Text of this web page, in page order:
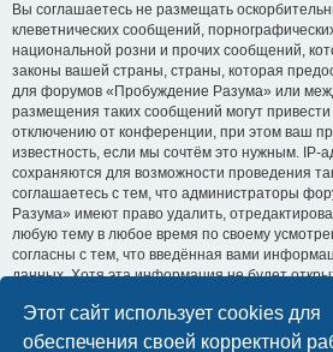
Этот сайт использует cookies для
обеспечения своей корректной
Вы соглашаетесь не размещать
клеветнических сообщений,
национальной розни и прочих сообщений,
законы вашей страны, страны, которая
для форумов «Пробуждение Разума» или
размещения таких сообщений могут
отключению от конференции, при этом ваш
известность, если мы сочтём это нужным. IP-
сохраняются для возможности проведения
соглашаетесь с тем, что администраторы
Разума» имеют право удалить,
любую тему в любое время по своему
согласны с тем, что введённая вами
данных. Хотя эта информация не будет
вашего разрешения, ни администрация
Разума», ни phpBB Limited не может быть
хакеров, которые могут привести к